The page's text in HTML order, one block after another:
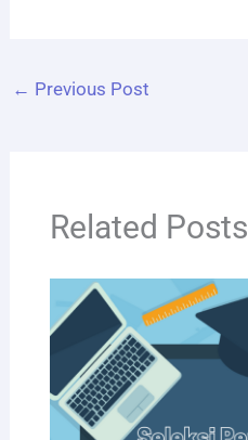
← Previous Post
Related Posts